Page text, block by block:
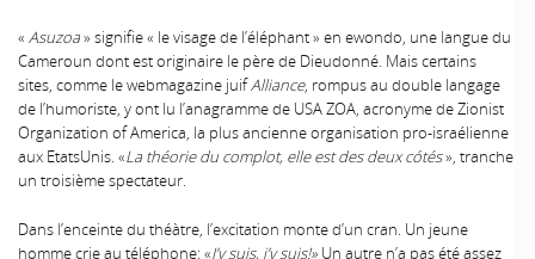
« Asuzoa» signifie « le visage de l’éléphant » en ewondo, une langue du
Cameroun dont est originaire le père de Dieudonné. Mais certains
sites, comme le webmagazine juifAlliance, rompus au double langage
de l’humoriste, y ont lu l’anagramme de USA ZOA, acronyme de Zionist
Organization of America, la plus ancienne organisation pro-israélienne
aux EtatsUnis. «La théorie du complot, elle est des deux cótés», tranche
un troisième spectateur.
Dans l’enceinte du théàtre, l’excitation monte d’un cran. Un jeune
homme crie au téléphone: «J’y suis, j’y suis!» Un autre n’a pas été assez